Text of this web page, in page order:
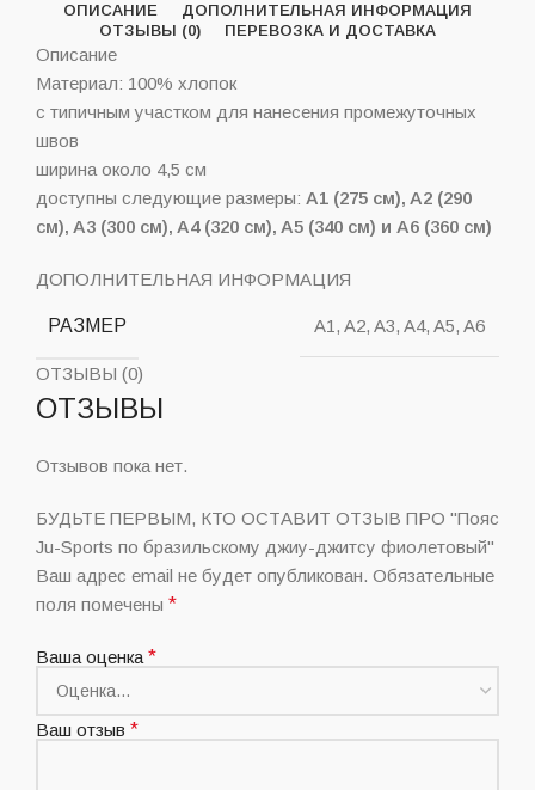
ОПИСАНИЕ
ДОПОЛНИТЕЛЬНАЯ ИНФОРМАЦИЯ
ОТЗЫВЫ (0)
ПЕРЕВОЗКА И ДОСТАВКА
Описание
Материал: 100% хлопок
с типичным участком для нанесения промежуточных
швов
ширина около 4,5 см
доступны следующие размеры: A1 (275 см), A2 (290
см), A3 (300 см), A4 (320 см), A5 (340 см) и A6 (360 см)
ДОПОЛНИТЕЛЬНАЯ ИНФОРМАЦИЯ
РАЗМЕР A1, A2, A3, A4, A5, A6
ОТЗЫВЫ (0)
ОТЗЫВЫ
Отзывов пока нет.
БУДЬТЕ ПЕРВЫМ, КТО ОСТАВИТ ОТЗЫВ ПРО "Пояс
Ju-Sports по бразильскому джиу-джитсу фиолетовый"
Ваш адрес email не будет опубликован. Обязательные
поля помечены *
Ваша оценка *
Ваш отзыв *